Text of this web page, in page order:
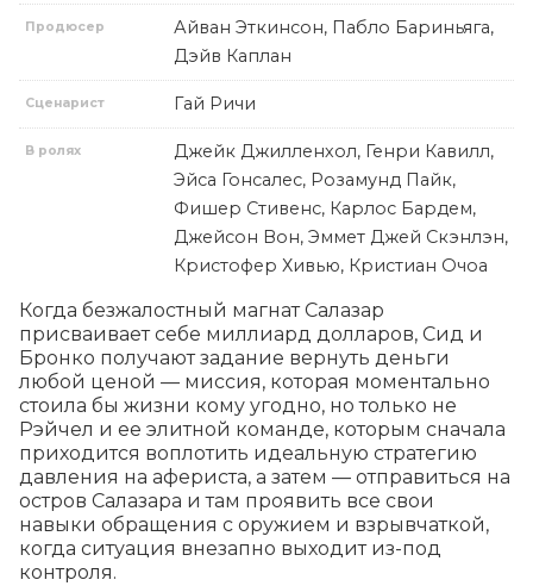
Продюсер
Айван Эткинсон, Пабло Бариньяга,
Дэйв Каплан
Сценарист Гай Ричи
В ролях
Джейк Джилленхол, Генри Кавилл,
Эйса Гонсалес, Розамунд Пайк,
Фишер Стивенс, Карлос Бардем,
Джейсон Вон, Эммет Джей Скэнлэн,
Кристофер Хивью, Кристиан Очоа
Когда безжалостный магнат Салазар
присваивает себе миллиард долларов, Сид и
Бронко получают задание вернуть деньги
любой ценой — миссия, которая моментально
стоила бы жизни кому угодно, но только не
Рэйчел и ее элитной команде, которым сначала
приходится воплотить идеальную стратегию
давления на афериста, а затем — отправиться на
остров Салазара и там проявить все свои
навыки обращения с оружием и взрывчаткой,
когда ситуация внезапно выходит из-под
контроля.